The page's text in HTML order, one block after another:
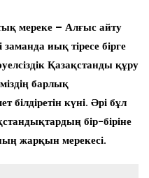
мереке – Алғыс айту
иық тіресе бірге
Қазақстанды құру
барлық
білдіретін күні. Әрі бұл
бір-біріне
жарқын мерекесі.